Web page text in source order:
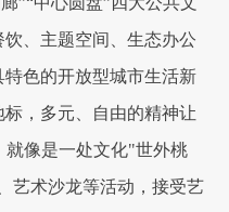
、主题空间、生态办公
色的开放型城市生活新
，多元、自由的精神让
就像是一处文化"世外桃
艺术沙龙等活动，接受艺